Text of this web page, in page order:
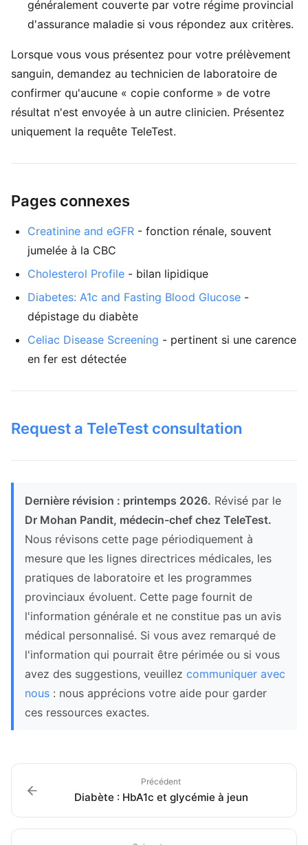
généralement couverte par votre régime provincial
d'assurance maladie si vous répondez aux critères.
Lorsque vous vous présentez pour votre prélèvement
sanguin, demandez au technicien de laboratoire de
confirmer qu'aucune « copie conforme » de votre
résultat n'est envoyée à un autre clinicien. Présentez
uniquement la requête TeleTest.
Pages connexes
Creatinine and eGFR - fonction rénale, souvent
jumelée à la CBC
Cholesterol Profile - bilan lipidique
Diabetes: A1c and Fasting Blood Glucose -
dépistage du diabète
Celiac Disease Screening - pertinent si une carence
en fer est détectée
Request a TeleTest consultation
Dernière révision : printemps 2026. Révisé par le
Dr Mohan Pandit, médecin-chef chez TeleTest.
Nous révisons cette page périodiquement à
mesure que les lignes directrices médicales, les
pratiques de laboratoire et les programmes
provinciaux évoluent. Cette page fournit de
l'information générale et ne constitue pas un avis
médical personnalisé. Si vous avez remarqué de
l'information qui pourrait être périmée ou si vous
avez des suggestions, veuillez communiquer avec
nous : nous apprécions votre aide pour garder
ces ressources exactes.
Précédent
Diabète : HbA1c et glycémie à jeun